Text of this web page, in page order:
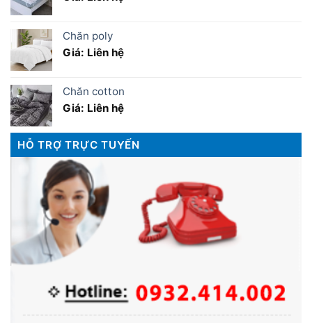
Chăn poly
Giá: Liên hệ
Chăn cotton
Giá: Liên hệ
HỖ TRỢ TRỰC TUYẾN